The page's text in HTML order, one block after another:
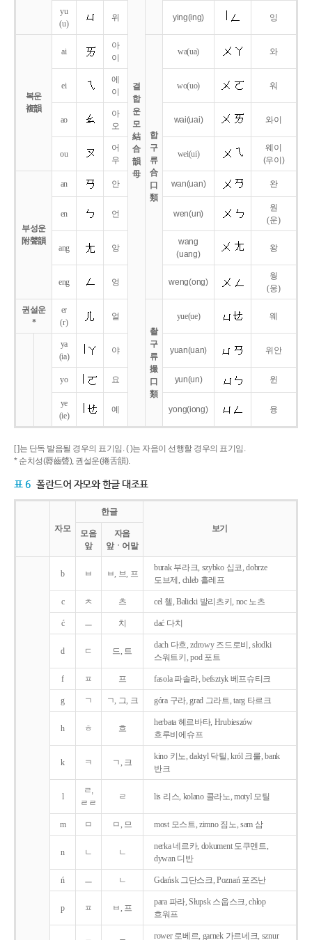
결
합
운
모
結
合
韻
母
yu
(u)
위 ying(ing) 잉
복운
複韻
ai
아
이
합
구
류
合
口
類
wa(ua) 와
ei
에
이
wo(uo) 워
ao
아
오
wai(uai) 와이
ou
어
우
wei(ui)
웨이
(우이)
부성운
附聲韻
an 안 wan(uan) 완
en 언 wen(un)
원
(운)
ang 앙
wang
(uang)
왕
eng 엉 weng(ong)
웡
(웅)
권설운
*
er
(r)
얼
촬
구
류
撮
口
類
yue(ue) 웨
ya
(ia)
야 yuan(uan) 위안
yo 요 yun(un) 윈
ye
(ie)
예 yong(iong) 융
[ ]는 단독 발음될 경우의 표기임. ( )는 자음이 선행할 경우의 표기임.
* 순치성(脣齒聲), 권설운(捲舌韻).
표 6 폴란드어 자모와 한글 대조표
자모
한글
보기
모음
앞
자음
앞ㆍ어말
b ㅂ ㅂ, 브, 프
burak 부라크, szybko 십코, dobrze
도브제, chleb 흘레프
c ㅊ 츠 cel 첼, Balicki 발리츠키, noc 노츠
ć ㅡ 치 dać 다치
d ㄷ 드, 트
dach 다흐, zdrowy 즈드로비, słodki
스워트키, pod 포트
f ㅍ 프 fasola 파솔라, befsztyk 베프슈티크
g ㄱ ㄱ, 그, 크 góra 구라, grad 그라트, targ 타르크
h ㅎ 흐
herbata 헤르바타, Hrubieszów
흐루비에슈프
k ㅋ ㄱ, 크
kino 키노, daktyl 닥틸, król 크룰, bank
반크
l
ㄹ,
ㄹㄹ
ㄹ lis 리스, kolano 콜라노, motyl 모틸
m ㅁ ㅁ, 므 most 모스트, zimno 짐노, sam 삼
n ㄴ ㄴ
nerka 네르카, dokument 도쿠멘트,
dywan 디반
ń ㅡ ㄴ Gdańsk 그단스크, Poznań 포즈난
p ㅍ ㅂ, 프
para 파라, Słupsk 스웁스크, chłop
흐워프
rower 로베르, garnek 가르네크, sznur